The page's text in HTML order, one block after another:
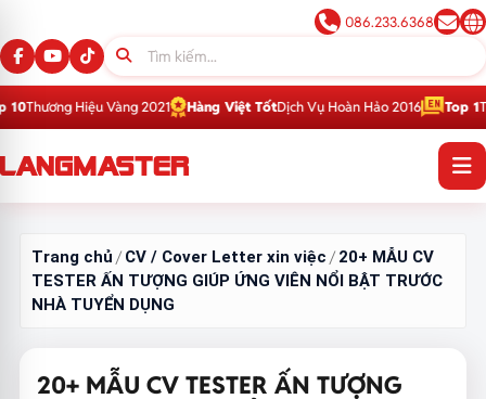
086.233.6368
Vàng 2021 Hàng Việt TốtDịch Vụ Hoàn Hảo 2016 Top 1Thương Hiệu
Trang chủ /CV / Cover Letter xin việc /20+ MẪU CV
TESTER ẤN TƯỢNG GIÚP ỨNG VIÊN NỔI BẬT TRƯỚC
NHÀ TUYỂN DỤNG
20+ MẪU CV TESTER ẤN TƯỢNG